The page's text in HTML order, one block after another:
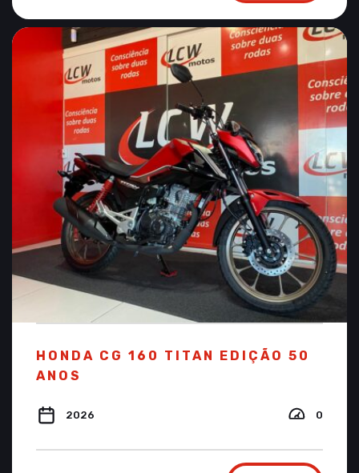
HONDA CG 160 TITAN EDIÇÃO 50
ANOS
2026 0